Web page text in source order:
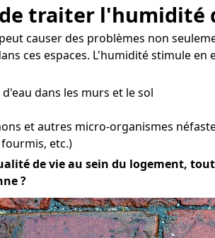
traiter l'humidité
causer des problèmes non
ces espaces. L'humidité stimule en
dans les murs et le sol
et autres micro-organismes
etc.)
de vie au sein du logement,
?